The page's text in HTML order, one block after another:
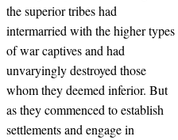
the superior tribes had
intermarried with the higher types
of war captives and had
unvaryingly destroyed those
whom they deemed inferior. But
as they commenced to establish
settlements and engage in